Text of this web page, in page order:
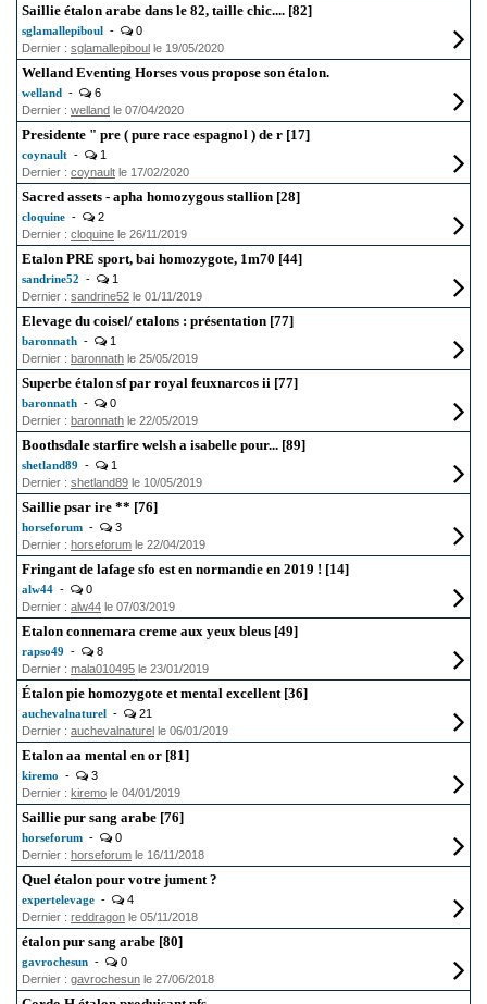
Saillie étalon arabe dans le 82, taille chic.... [82]
sglamallepiboul -
0
Dernier : sglamallepiboul le 19/05/2020
Welland Eventing Horses vous propose son étalon.
welland -
6
Dernier : welland le 07/04/2020
Presidente " pre ( pure race espagnol ) de r [17]
coynault -
1
Dernier : coynault le 17/02/2020
Sacred assets - apha homozygous stallion [28]
cloquine -
2
Dernier : cloquine le 26/11/2019
Etalon PRE sport, bai homozygote, 1m70 [44]
sandrine52 -
1
Dernier : sandrine52 le 01/11/2019
Elevage du coisel/ etalons : présentation [77]
baronnath -
1
Dernier : baronnath le 25/05/2019
Superbe étalon sf par royal feuxnarcos ii [77]
baronnath -
0
Dernier : baronnath le 22/05/2019
Boothsdale starfire welsh a isabelle pour... [89]
shetland89 -
1
Dernier : shetland89 le 10/05/2019
Saillie psar ire ** [76]
horseforum -
3
Dernier : horseforum le 22/04/2019
Fringant de lafage sfo est en normandie en 2019 ! [14]
alw44 -
0
Dernier : alw44 le 07/03/2019
Etalon connemara creme aux yeux bleus [49]
rapso49 -
8
Dernier : mala010495 le 23/01/2019
Étalon pie homozygote et mental excellent [36]
auchevalnaturel -
21
Dernier : auchevalnaturel le 06/01/2019
Etalon aa mental en or [81]
kiremo -
3
Dernier : kiremo le 04/01/2019
Saillie pur sang arabe [76]
horseforum -
0
Dernier : horseforum le 16/11/2018
Quel étalon pour votre jument ?
expertelevage -
4
Dernier : reddragon le 05/11/2018
étalon pur sang arabe [80]
gavrochesun -
0
Dernier : gavrochesun le 27/06/2018